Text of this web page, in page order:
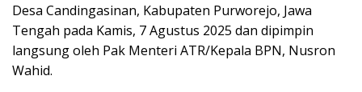
Desa Candingasinan, Kabupaten Purworejo, Jawa
Tengah pada Kamis, 7 Agustus 2025 dan dipimpin
langsung oleh Pak Menteri ATR/Kepala BPN, Nusron
Wahid.